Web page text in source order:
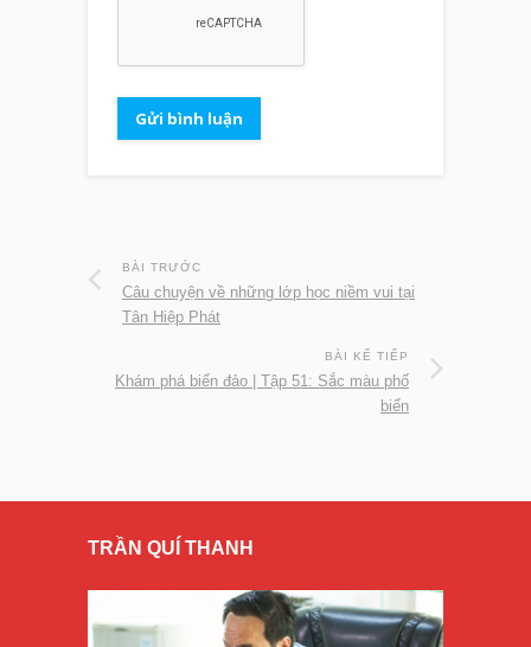
BÀI TRƯỚC
Câu chuyện về những lớp học niềm vui tại
Tân Hiệp Phát
BÀI KẾ TIẾP
Khám phá biển đảo | Tập 51: Sắc màu phố
biển
TRẦN QUÍ THANH